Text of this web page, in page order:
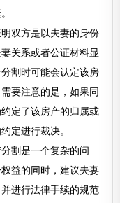
双方是以夫妻的身份
关系或者公证材料显
割时可能会认定该房
要注意的是，如果同
定了该房产的归属或
定进行裁决。
割是一个复杂的问
益的同时，建议夫妻
进行法律手续的规范